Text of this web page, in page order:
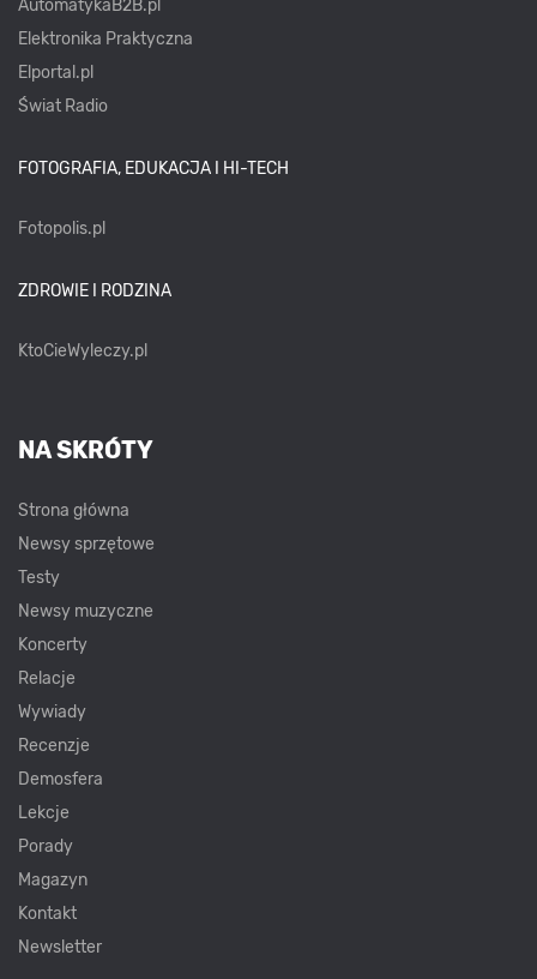
AutomatykaB2B.pl
Elektronika Praktyczna
Elportal.pl
Świat Radio
FOTOGRAFIA, EDUKACJA I HI-TECH
Fotopolis.pl
ZDROWIE I RODZINA
KtoCieWyleczy.pl
NA SKRÓTY
Strona główna
Newsy sprzętowe
Testy
Newsy muzyczne
Koncerty
Relacje
Wywiady
Recenzje
Demosfera
Lekcje
Porady
Magazyn
Kontakt
Newsletter